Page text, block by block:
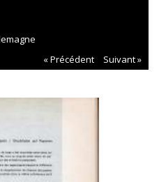
« Précédent
Suivant »